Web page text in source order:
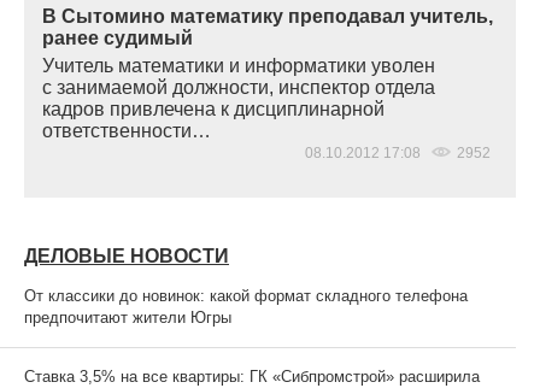
В Сытомино математику преподавал учитель,
ранее судимый
Учитель математики и информатики уволен
с занимаемой должности, инспектор отдела
кадров привлечена к дисциплинарной
ответственности…
08.10.2012 17:08 2952
ДЕЛОВЫЕ НОВОСТИ
От классики до новинок: какой формат складного телефона
предпочитают жители Югры
Ставка 3,5% на все квартиры: ГК «Сибпромстрой» расширила